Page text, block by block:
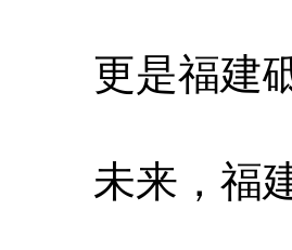
更是福建砥
未来，福